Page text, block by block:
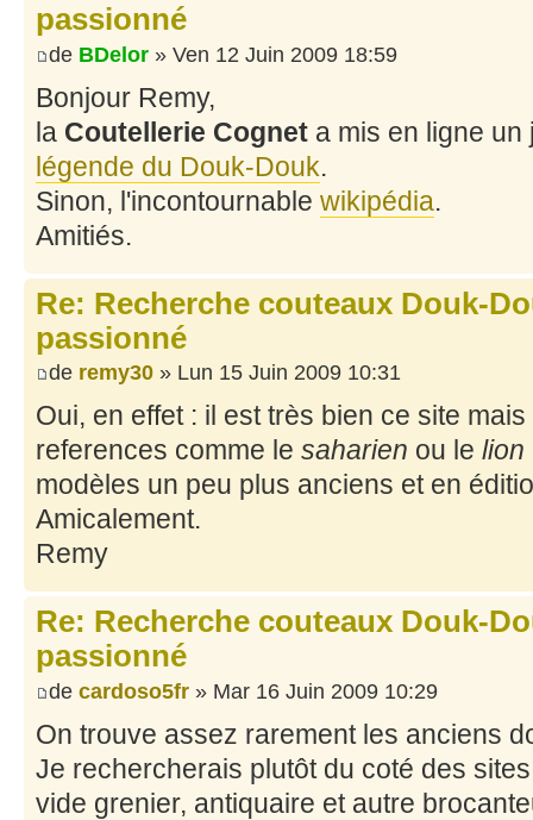
passionné
de BDelor » Ven 12 Juin 2009 18:59
Bonjour Remy,
la Coutellerie Cognet a mis en ligne
légende du Douk-Douk.
Sinon, l'incontournable wikipédia.
Amitiés.
Re: Recherche couteaux Douk-
passionné
de remy30 » Lun 15 Juin 2009 10:31
Oui, en effet : il est très bien ce site
references comme le saharien ou le lion
modèles un peu plus anciens et en
Amicalement.
Remy
Re: Recherche couteaux Douk-
passionné
de cardoso5fr » Mar 16 Juin 2009 10:29
On trouve assez rarement les anciens
Je rechercherais plutôt du coté des
vide grenier, antiquaire et autre